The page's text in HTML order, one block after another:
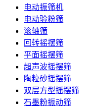
电动振筛机
电动验粉筛
滚轴筛
回转摇摆筛
平面摇摆筛
超声波摇摆筛
陶粒砂摇摆筛
双层方型摇摆筛
石墨粉振动筛